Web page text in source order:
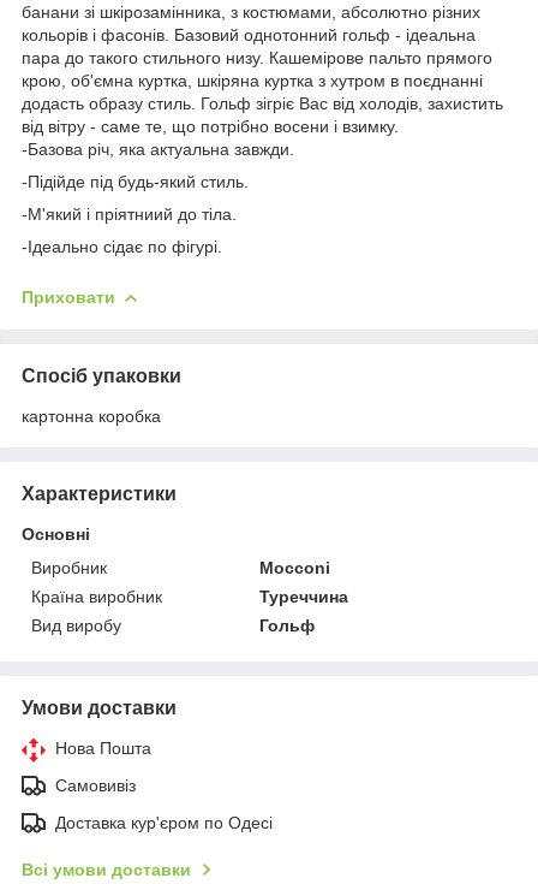
банани зі шкірозамінника, з костюмами, абсолютно різних
кольорів і фасонів. Базовий однотонний гольф - ідеальна
пара до такого стильного низу. Кашемірове пальто прямого
крою, об'ємна куртка, шкіряна куртка з хутром в поєднанні
додасть образу стиль. Гольф зігріє Вас від холодів, захистить
від вітру - саме те, що потрібно восени і взимку.
-Базова річ, яка актуальна завжди.
-Підійде під будь-який стиль.
-М'який і пріятниий до тіла.
-Ідеально сідає по фігурі.
Приховати
Спосіб упаковки
картонна коробка
Характеристики
Основні
Виробник
Mocconi
Країна виробник
Туреччина
Вид виробу
Гольф
Умови доставки
Нова Пошта
Самовивіз
Доставка кур'єром по Одесі
Всі умови доставки